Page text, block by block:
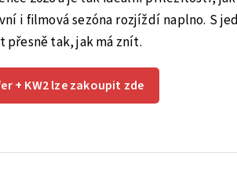
i filmová sezóna rozjíždí naplno. S
přesně tak, jak má znít.
+ KW2 lze zakoupit zde